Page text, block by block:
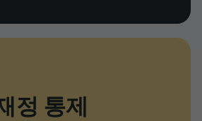
정 통제